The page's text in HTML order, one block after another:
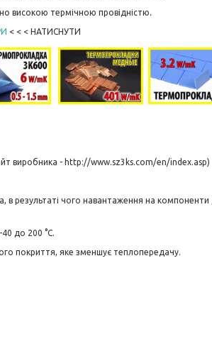
високою термічною провідністю.
< < < НАТИСНУТИ
виробника - http://www.sz3ks.com/en/index.asp)
результаті чого навантаження на компоненти
до 200 °С.
покриття, яке зменшує теплопередачу.